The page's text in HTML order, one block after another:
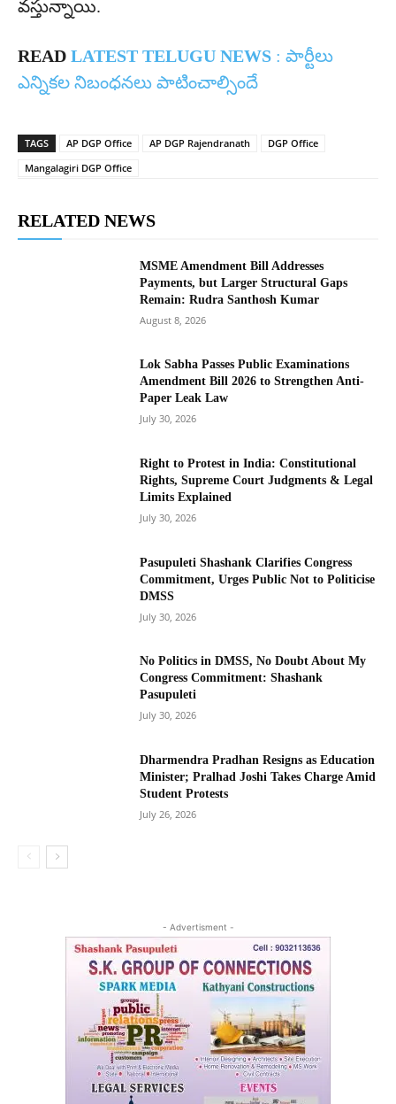
వస్తున్నాయి.
READ LATEST TELUGU NEWS : పార్టీలు
ఎన్నికల నిబంధనలు పాటించాల్సిందే
TAGS AP DGP Office AP DGP Rajendranath
DGP Office
Mangalagiri DGP Office
RELATED NEWS
MSME Amendment Bill Addresses
Payments, but Larger Structural Gaps
Remain: Rudra Santhosh Kumar
August 8, 2026
Lok Sabha Passes Public Examinations
Amendment Bill 2026 to Strengthen Anti-
Paper Leak Law
July 30, 2026
Right to Protest in India: Constitutional
Rights, Supreme Court Judgments & Legal
Limits Explained
July 30, 2026
Pasupuleti Shashank Clarifies Congress
Commitment, Urges Public Not to Politicise
DMSS
July 30, 2026
No Politics in DMSS, No Doubt About My
Congress Commitment: Shashank
Pasupuleti
July 30, 2026
Dharmendra Pradhan Resigns as Education
Minister; Pralhad Joshi Takes Charge Amid
Student Protests
July 26, 2026
- Advertisment -